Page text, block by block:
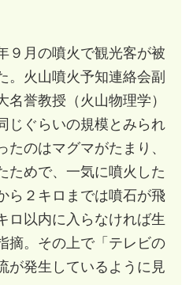
９月の噴火で観光客が被
。火山噴火予知連絡会副
誉教授（火山物理学）
じぐらいの規模とみられ
のはマグマがたまり、
ためで、一気に噴火した
ら２キロまでは噴石が飛
ロ以内に入らなければ生
摘。その上で「テレビの
が発生しているように見